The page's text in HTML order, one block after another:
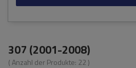
307 (2001-2008)
( Anzahl der Produkte: 22 )